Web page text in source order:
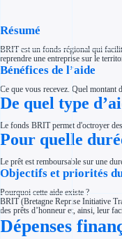
Résumé
BRIT est un fonds régional qui
reprendre une entreprise sur le
Bénéfices de l’aide
Ce que vous recevez. Quel montant
De quel type
Le fonds BRIT permet d'octroyer
Pour quelle
Le prêt est remboursable sur une
Objectifs et priorités
Pourquoi cette aide existe ?
BRIT (Bretagne Reprise Initiative
des prêts d’honneur et, ainsi, leur
Dépenses